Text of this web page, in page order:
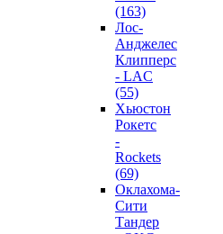
(163)
Лос-
Анджелес
Клипперс
- LAC
(55)
Хьюстон
Рокетс
-
Rockets
(69)
Оклахома-
Сити
Тандер